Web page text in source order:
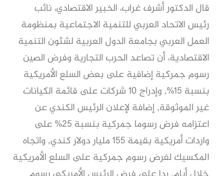
قال الدكتور أشرف غراب، الخبير الاقتصادي، نائب
رئيس الاتحاد العربي للتنمية الاجتماعية بمنظومة
العمل العربي بجامعة الدول العربية لشئون التنمية
الاقتصادية، أن تصاعد الحرب التجارية وفرض الصين
رسوم جمركية إضافية على بعض السلع الأمريكية
بنسبة 15%, وإدراج 10 شركات على قائمة الكيانات
غير الموثوقة, إضافة لإعلان الرئيس الكندي عن
اعتزامه فرض رسوما جمركية بنسبة 25% على
واردات أمريكية بقيمة 155 مليار دولار كندي, واتجاه
المكسيك لفرض رسوم جمركية على السلع الأمريكية